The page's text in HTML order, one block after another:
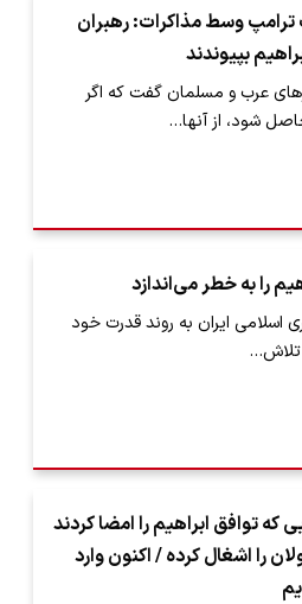
وسط مذاکرات: رهبران
بپیوندند
عرب و مسلمان گفت که اگر
شود، از آنها…
را به خطر می‌اندازد
اسلامی ایران به روند قدرت‌ خود
تلاش…
توافق ابراهیم را امضا کردند
را اشغال کرده / اکنون وارد